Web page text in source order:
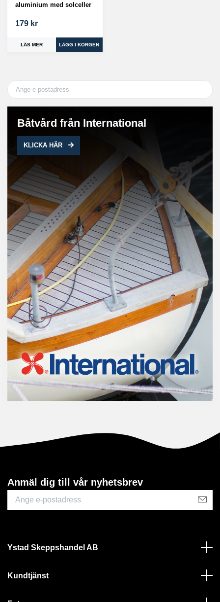
Båtvård från International
KLICKA HÄR
aluminium med solceller
179 kr
LÄS MER
Anmäl dig till vår nyhetsbrev
Ystad Skeppshandel AB
Kundtjänst